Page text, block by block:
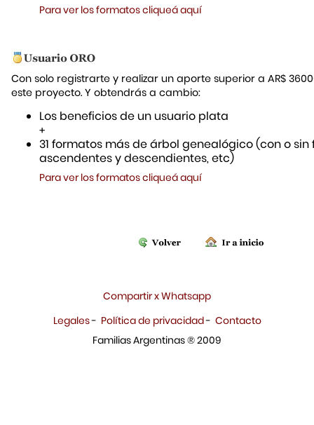
Para ver los formatos cliqueá aquí
Con solo registrarte y realizar un aporte superior a AR$
este proyecto. Y obtendrás a cambio:
Los beneficios de un usuario plata
+
31 formatos más de árbol genealógico (con o sin
ascendentes y descendientes, etc)
Para ver los formatos cliqueá aquí
Compartir x Whatsapp
Legales- Política de privacidad- Contacto
Familias Argentinas ® 2009